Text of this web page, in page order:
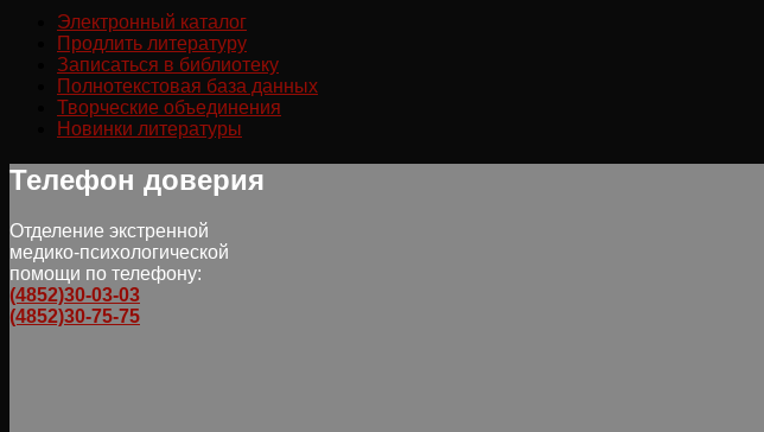
Электронный каталог
Продлить литературу
Записаться в библиотеку
Полнотекстовая база данных
Творческие объединения
Новинки литературы
Телефон доверия
Отделение экстренной
медико-психологической
помощи по телефону:
(4852)30-03-03
(4852)30-75-75